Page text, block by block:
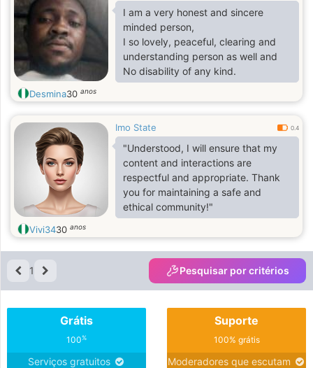
I am a very honest and sincere
minded person,
I so lovely, peaceful, clearing and
understanding person as well and
No disability of any kind.
Desmina30 anos
Imo State 0.4
"Understood, I will ensure that my
content and interactions are
respectful and appropriate. Thank
you for maintaining a safe and
ethical community!"
Vivi3430 anos
1 Pesquisar por critérios
Grátis
100%
Serviços gratuitos
Suporte
100% grátis
Moderadores que escutam